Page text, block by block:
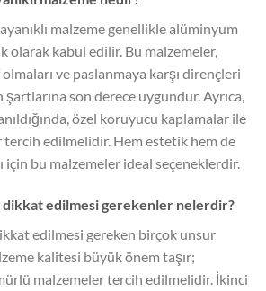
malzeme genellikle alüminyum
olarak kabul edilir. Bu malzemeler,
olmaları ve paslanmaya karşı dirençleri
şartlarına son derece uygundur. Ayrıca,
özel koruyucu kaplamalar ile
edilmelidir. Hem estetik hem de
için bu malzemeler ideal seçeneklerdir.
dikkat edilmesi gerekenler nelerdir?
edilmesi gereken birçok unsur
kalitesi büyük önem taşır;
malzemeler tercih edilmelidir. İkinci